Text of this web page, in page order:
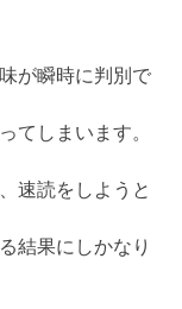
が瞬時に判別で
てしまいます。
速読をしようと
結果にしかなり